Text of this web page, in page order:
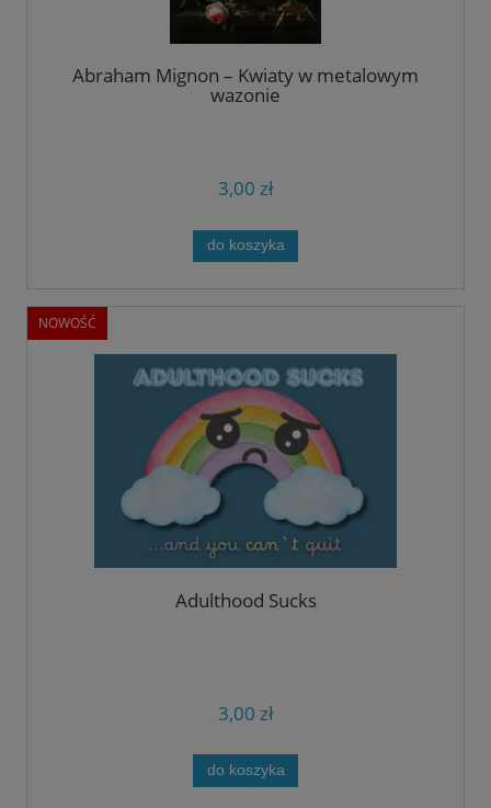
Abraham Mignon – Kwiaty w metalowym
wazonie
3,00 zł
do koszyka
Adulthood Sucks
3,00 zł
do koszyka
NOWOŚĆ